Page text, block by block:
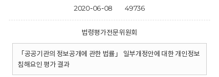
2020-06-08 49736
법령평가전문위원회
「공공기관의 정보공개에 관한 법률」 일부개정안에 대한 개인정보
침해요인 평가 결과